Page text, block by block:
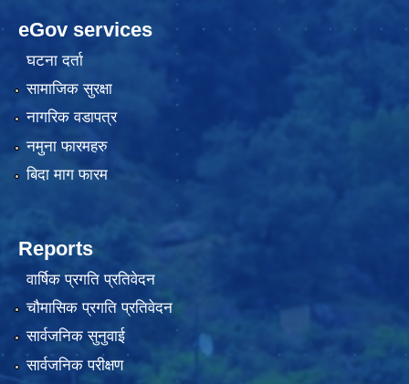
eGov services
घटना दर्ता
सामाजिक सुरक्षा
नागरिक वडापत्र
नमुना फारमहरु
बिदा माग फारम
Reports
वार्षिक प्रगति प्रतिवेदन
चौमासिक प्रगति प्रतिवेदन
सार्वजनिक सुनुवाई
सार्वजनिक परीक्षण